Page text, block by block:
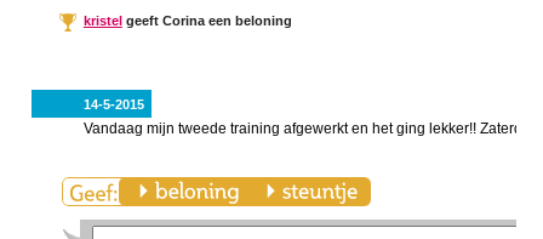
kristelgeeft Corina een beloning
14-5-2015
Vandaag mijn tweede training afgewerkt en het ging lekker!! Zaterdag